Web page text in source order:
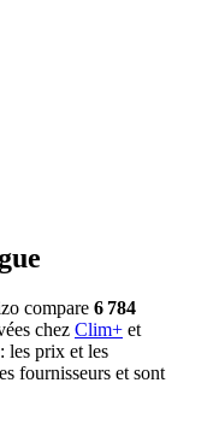
compare 6 784
chez Clim+ et
les prix et les
fournisseurs et sont